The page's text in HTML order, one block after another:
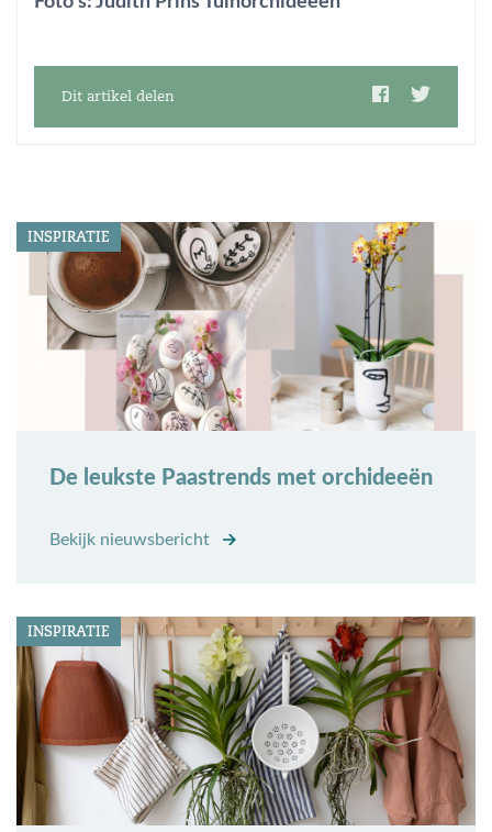
Dit artikel delen
INSPIRATIE
De leukste Paastrends met orchideeën
Bekijk nieuwsbericht
INSPIRATIE